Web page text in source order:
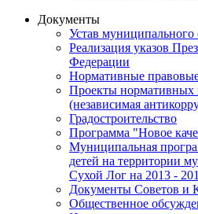
Документы
Устав
Реализация указов
Федерации
Нормативные
Проекты нормативных
(независимая
Градостроительство
Программа "Новое
Муниципальная
детей на территории
Сухой Лог на 2013 -
Документы Советов и
Общественное